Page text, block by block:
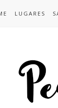
LUGARES